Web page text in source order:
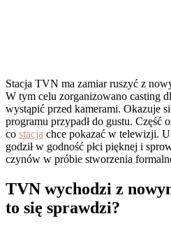
Stacja TVN ma zamiar ruszyć z
W tym celu zorganizowano casting
wystąpić przed kamerami. Okazuje
programu przypadł do gustu. Część
co stacja chce pokazać w telewizji.
godził w godność płci pięknej i
czynów w próbie stworzenia
TVN wychodzi z
to się sprawdzi?